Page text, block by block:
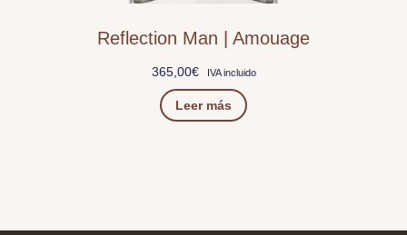
Reflection Man | Amouage
365,00€ IVA incluido
Leer más